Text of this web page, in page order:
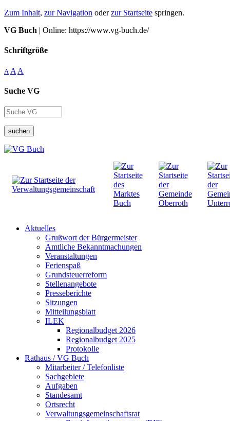
Zum Inhalt, zur Navigation oderzur Startseite springen.
VG Buch | Online: https://www.vg-buch.de/
Schriftgröße
A A A
Suche VG
suchen
Aktuelles
Grußwort der Bürgermeister
Amtliche Bekanntmachungen
Veranstaltungen
Ferienspaß
Grundsteuerreform
Stellenangebote
Presseberichte
Sitzungen
Mitteilungsblatt
ILEK
Regionalbudget 2026
Regionalbudget 2025
Protokolle
Rathaus / VG Buch
Mitarbeiter / Telefonliste
Sachgebiete
Aufgaben
Standesamt
Ortsrecht
Verwaltungsgemeinschaftsrat